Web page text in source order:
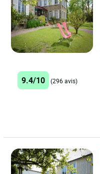
9.4/10 (296 avis)